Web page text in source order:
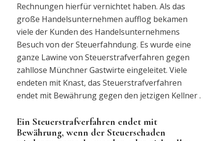
Rechnungen hierfür vernichtet haben. Als das
große Handelsunternehmen aufflog bekamen
viele der Kunden des Handelsunternehmens
Besuch von der Steuerfahndung. Es wurde eine
ganze Lawine von Steuerstrafverfahren gegen
zahllose Münchner Gastwirte eingeleitet. Viele
endeten mit Knast, das Steuerstrafverfahren
endet mit Bewährung gegen den jetzigen Kellner .
Ein Steuerstrafverfahren endet mit
Bewährung, wenn der Steuerschaden